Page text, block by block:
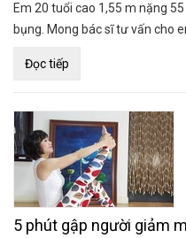
Em 20 tuổi cao 1,55 m nặng
bụng. Mong bác sĩ tư vấn cho
Đọc tiếp
5 phút gập người giảm